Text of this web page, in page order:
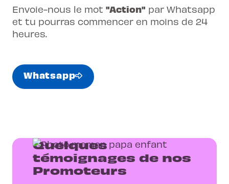
Envoie-nous le mot "Action" par Whatsapp
et tu pourras commencer en moins de 24
heures.
Whatsapp
Quelques
témoignages de nos
Promoteurs